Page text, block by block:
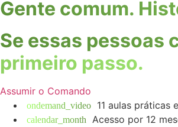
Gente comum.
Se essas pessoas
primeiro passo.
Assumir o Comando
11 aulas práticas
Acesso por 12